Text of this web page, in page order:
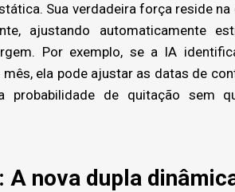
Sua verdadeira força reside
ajustando automaticamente
Por exemplo, se a IA
ela pode ajustar as datas de
probabilidade de quitação sem
A nova dupla